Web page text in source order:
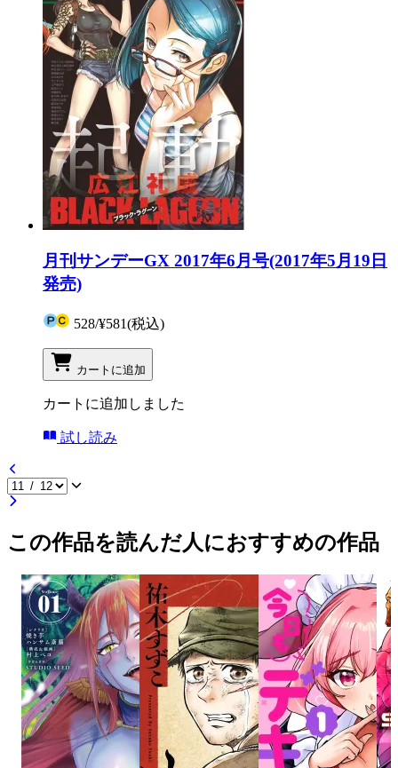
月刊サンデーGX 2017年6月号(2017年5月19日
発売)
528/¥581(税込)
カートに追加
カートに追加しました
試し読み
この作品を読んだ人におすすめの作品